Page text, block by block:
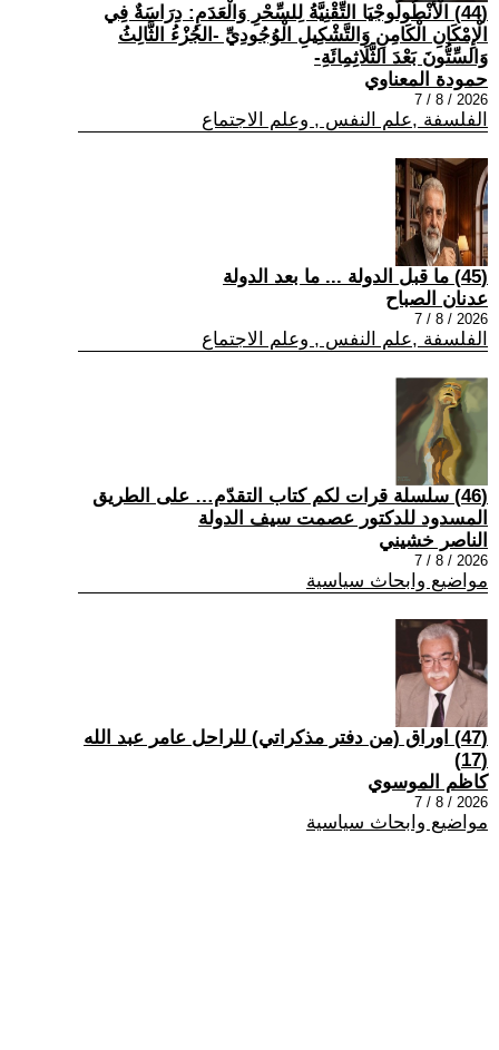
(44) الْأَنْطُولُوجْيَا التِّقْنِيَّةُ لِلسِّحْرِ وَالْعَدَمِ: دِرَاسَةٌ فِي
الْإِمْكَانِ الْكَامِنِ وَالتَّشْكِيلِ الْوُجُودِيِّ -الجُزْءُ الثَّالِثُ
وَالسِّتُّونَ بَعْدَ الثَّلَاثِمِائَةِ-
حمودة المعناوي
2026 / 8 / 7
الفلسفة ,علم النفس , وعلم الاجتماع
(45) ما قبل الدولة ... ما بعد الدولة
عدنان الصباح
2026 / 8 / 7
الفلسفة ,علم النفس , وعلم الاجتماع
(46) سلسلة قرات لكم كتاب التقدّم… على الطريق
المسدود للدكتور عصمت سيف الدولة
الناصر خشيني
2026 / 8 / 7
مواضيع وابحاث سياسية
(47) اوراق (من دفتر مذكراتي) للراحل عامر عبد الله
(17)
كاظم الموسوي
2026 / 8 / 7
مواضيع وابحاث سياسية